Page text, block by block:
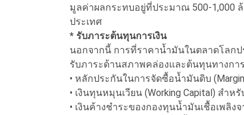
มูลค่าผลกระทบอยู่ที่ประมาณ 500-1,000
ประเทศ
* รับภาระต้นทุนการเงิน
นอกจากนี้ การที่ราคาน้ำมันในตลาดโลกป
รับภาระด้านสภาพคล่องและต้นทุนทางกา
• หลักประกันในการจัดซื้อน้ำมันดิบ
• เงินทุนหมุนเวียน (Working Capital) ส
• เงินค้างชำระของกองทุนน้ำมันเชื้อเพลิ